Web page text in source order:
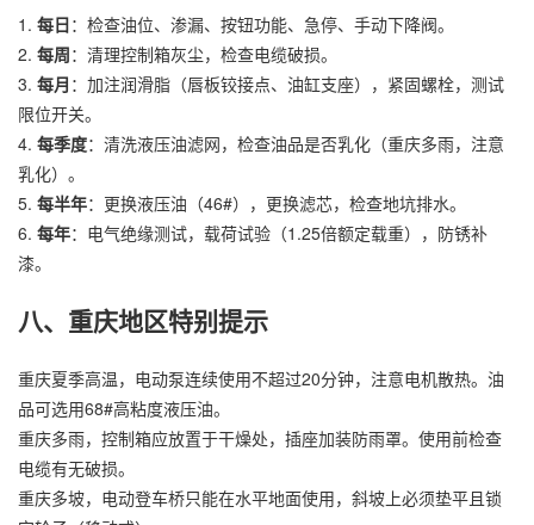
1. 每日：检查油位、渗漏、按钮功能、急停、手动下降阀。
2. 每周：清理控制箱灰尘，检查电缆破损。
3. 每月 ：加注润滑脂（唇板铰接点、油缸支座），紧固螺栓，测试
限位开关。
4. 每季度：清洗液压油滤网，检查油品是否乳化（重庆多雨，注意
乳化）。
5. 每半年：更换液压油（46#），更换滤芯，检查地坑排水。
6. 每年：电气绝缘测试，载荷试验（1.25倍额定载重），防锈补
漆。
八、重庆地区特别提示
重庆夏季高温，电动泵连续使用不超过20分钟，注意电机散热。油
品可选用68#高粘度液压油。
重庆多雨，控制箱应放置于干燥处，插座加装防雨罩。使用前检查
电缆有无破损。
重庆多坡，电动登车桥只能在水平地面使用，斜坡上必须垫平且锁